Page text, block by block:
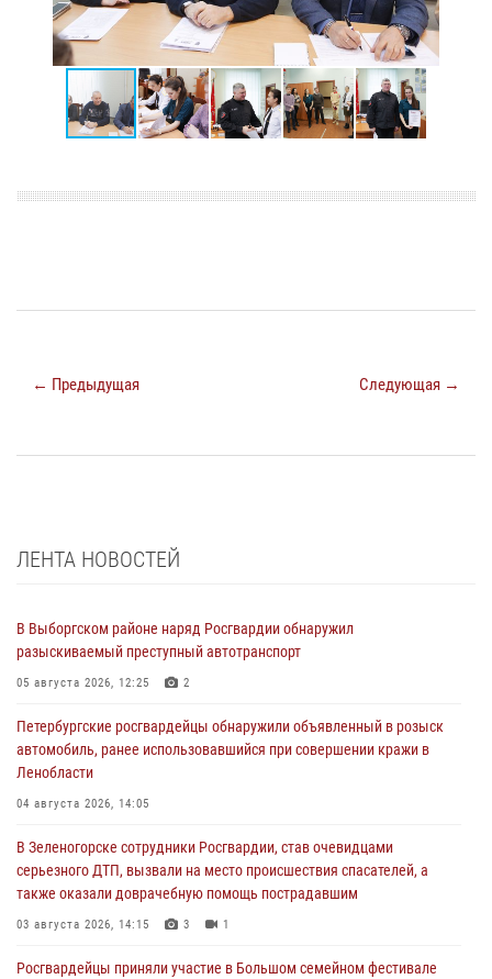
← Предыдущая Следующая →
ЛЕНТА НОВОСТЕЙ
В Выборгском районе наряд Росгвардии обнаружил
разыскиваемый преступный автотранспорт
05 августа 2026, 12:25 2
Петербургские росгвардейцы обнаружили объявленный в розыск
автомобиль, ранее использовавшийся при совершении кражи в
Ленобласти
04 августа 2026, 14:05
В Зеленогорске сотрудники Росгвардии, став очевидцами
серьезного ДТП, вызвали на место происшествия спасателей, а
также оказали доврачебную помощь пострадавшим
03 августа 2026, 14:15 3 1
Росгвардейцы приняли участие в Большом семейном фестивале